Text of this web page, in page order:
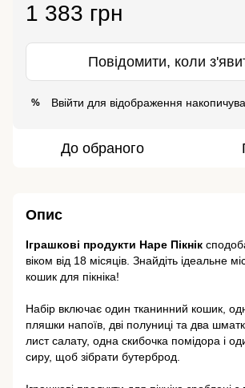
1 383 грн
Повідомити, коли
% Ввійти для відображення
До обраного
Опис
Іграшкові продукти Hape Пікнік
віком від 18 місяців. Знайдіть ідеальне
кошик для пікніка!
Набір включає один тканинний кошик,
пляшки напоїв, дві полуниці та два
лист салату, одна скибочка помідора і
сиру, щоб зібрати бутерброд.